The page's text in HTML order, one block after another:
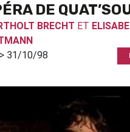
DE
BRECHT ET
31/10/98